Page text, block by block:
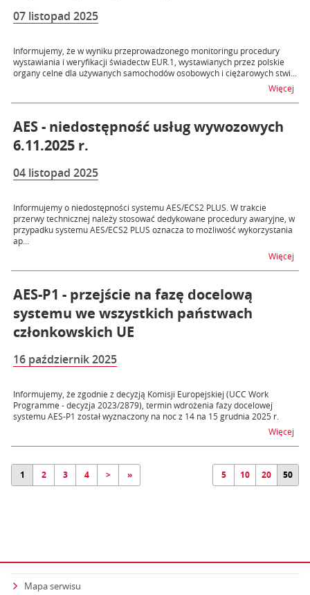
07 listopad 2025
Informujemy, że w wyniku przeprowadzonego monitoringu procedury
wystawiania i weryfikacji świadectw EUR.1, wystawianych przez polskie
organy celne dla używanych samochodów osobowych i ciężarowych stwi...
Więcej
AES - niedostępność usług wywozowych
6.11.2025 r.
04 listopad 2025
Informujemy o niedostępności systemu AES/ECS2 PLUS. W trakcie
przerwy technicznej należy stosować dedykowane procedury awaryjne, w
przypadku systemu AES/ECS2 PLUS oznacza to możliwość wykorzystania
ap...
Więcej
AES-P1 - przejście na fazę docelową
systemu we wszystkich państwach
członkowskich UE
16 październik 2025
Informujemy, że zgodnie z decyzją Komisji Europejskiej (UCC Work
Programme - decyzja 2023/2879), termin wdrożenia fazy docelowej
systemu AES-P1 został wyznaczony na noc z 14 na 15 grudnia 2025 r.
Więcej
1 2 3 4 > » 5 10 20 50
Mapa serwisu